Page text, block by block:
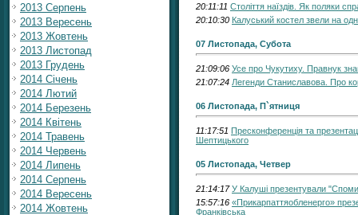
2013 Серпень
2013 Вересень
2013 Жовтень
2013 Листопад
2013 Грудень
2014 Січень
2014 Лютий
2014 Березень
2014 Квітень
2014 Травень
2014 Червень
2014 Липень
2014 Серпень
2014 Вересень
2014 Жовтень
20:11:11 Століття наїздів. Як поляки
20:10:30 Калуський костел звели на
07 Листопада, Субота
21:09:06 Усе про Чукутиху. Правнук
21:07:24 Легенди Станиславова. Про
06 Листопада, П`ятниця
11:17:51 Пресконференція та
Шептицького
05 Листопада, Четвер
21:14:17 У Калуші презентували
15:57:16 «Прикарпаттяобленерго»
Франківська